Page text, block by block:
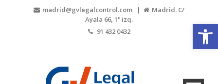
madrid@gvlegalcontrol.com |
Madrid. C/
Ayala 66, 1º izq.
91 432 0432